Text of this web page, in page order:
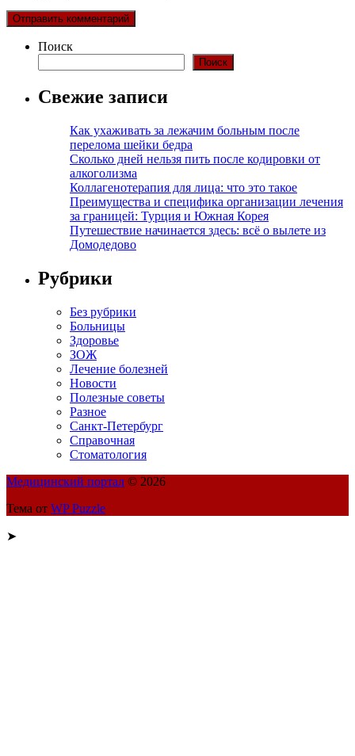
Поиск
Поиск
Свежие записи
Как ухаживать за лежачим больным после
перелома шейки бедра
Сколько дней нельзя пить после кодировки от
алкоголизма
Коллагенотерапия для лица: что это такое
Преимущества и специфика организации лечения
за границей: Турция и Южная Корея
Путешествие начинается здесь: всё о вылете из
Домодедово
Рубрики
Без рубрики
Больницы
Здоровье
ЗОЖ
Лечение болезней
Новости
Полезные советы
Разное
Санкт-Петербург
Справочная
Стоматология
Медицинский портал © 2026
Тема от WP Puzzle
➤